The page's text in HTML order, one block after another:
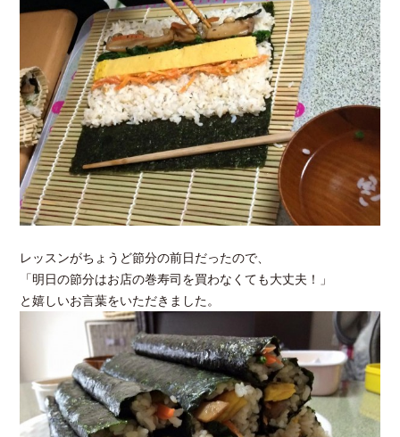
レッスンがちょうど節分の前日だったので、
「明日の節分はお店の巻寿司を買わなくても大丈夫！」
と嬉しいお言葉をいただきました。